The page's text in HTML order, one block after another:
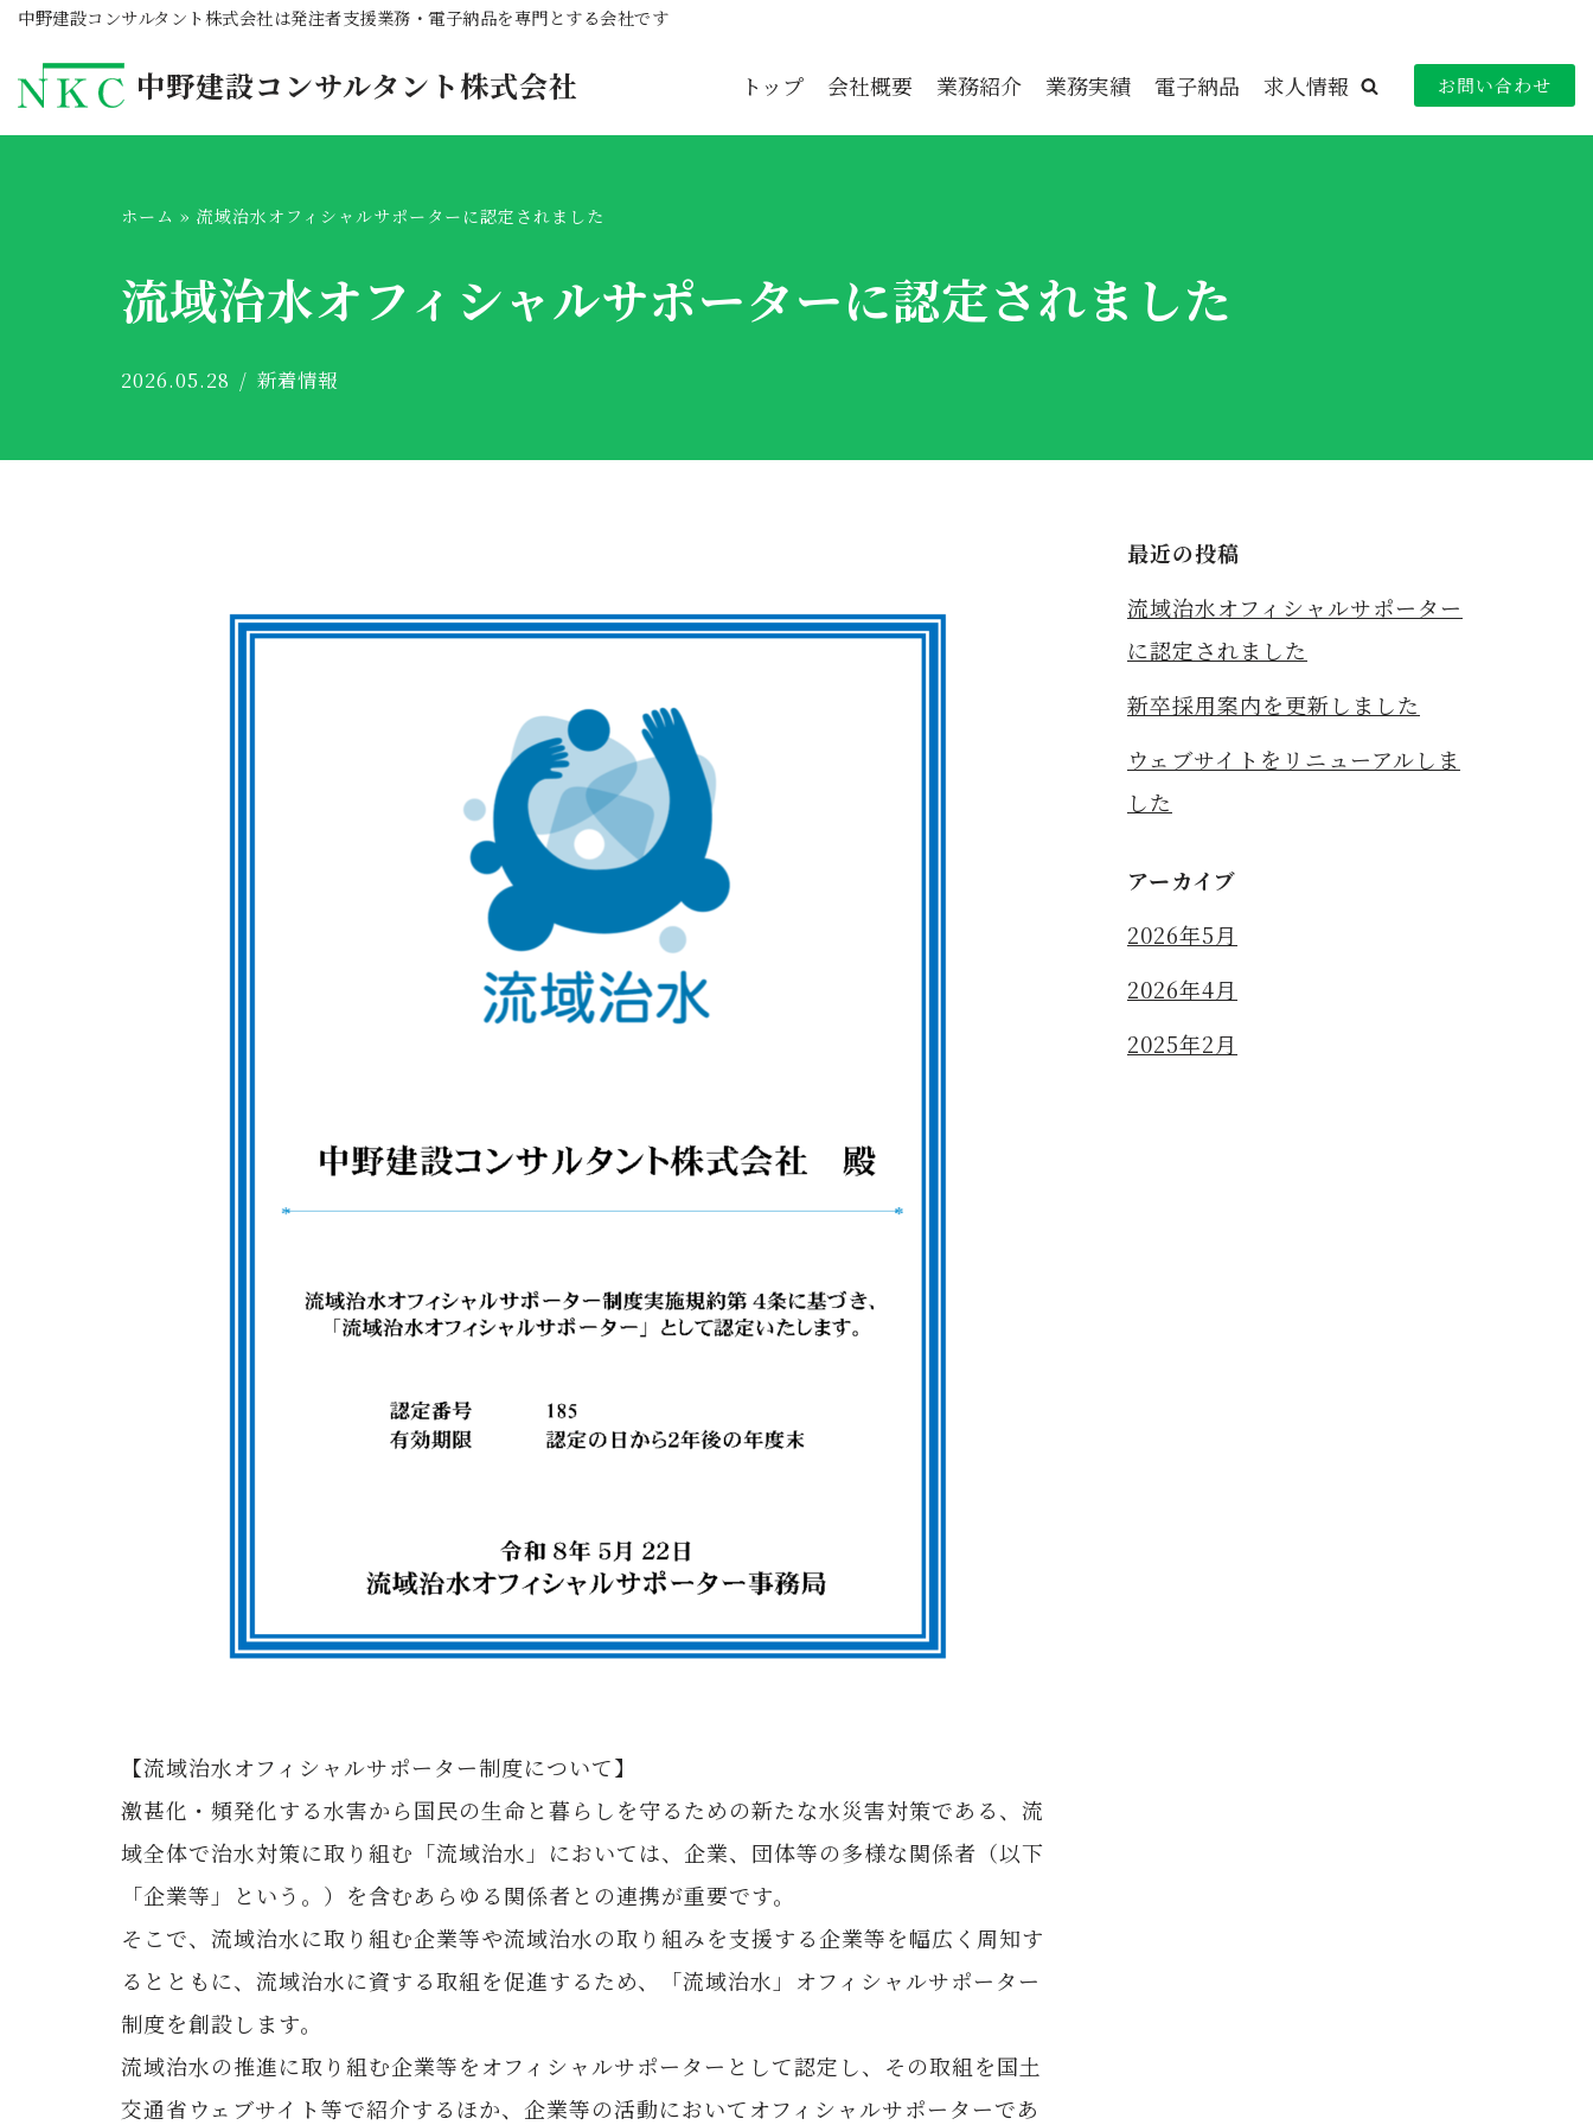
コ
ン
プ
中野建設コンサルタント株式会社は発注者支援業務・電子納品を専門とする会社です
中野建設コンサルタント株式会社 トップ 会社概要 業務紹介 業務実績 電子納品 求人情報 お問い合わせ
ホーム » 流域治水オフィシャルサポーターに認定されました
流域治水オフィシャルサポーターに認定されました
2026.05.28 新着情報
【流域治水オフィシャルサポーター制度について】
激甚化・頻発化する水害から国民の生命と暮らしを守るための新たな水災害対策である、流
域全体で治水対策に取り組む「流域治水」においては、企業、団体等の多様な関係者（以下
「企業等」という。）を含むあらゆる関係者との連携が重要です。
そこで、流域治水に取り組む企業等や流域治水の取り組みを支援する企業等を幅広く周知す
るとともに、流域治水に資する取組を促進するため、「流域治水」オフィシャルサポーター
制度を創設します。
流域治水の推進に取り組む企業等をオフィシャルサポーターとして認定し、その取組を国土
交通省ウェブサイト等で紹介するほか、企業等の活動においてオフィシャルサポーターであ
最近の投稿
流域治水オフィシャルサポーター
に認定されました
新卒採用案内を更新しました
ウェブサイトをリニューアルしま
した
アーカイブ
2026年5月
2026年4月
2025年2月